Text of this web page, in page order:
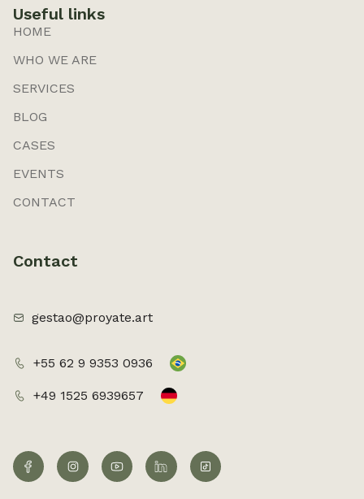
Useful links
HOME
WHO WE ARE
SERVICES
BLOG
CASES
EVENTS
CONTACT
Contact
gestao@proyate.art
+55 62 9 9353 0936
+49 1525 6939657